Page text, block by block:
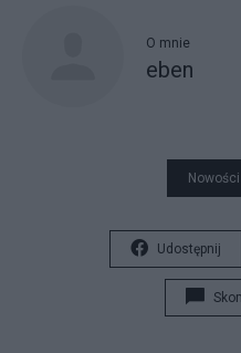
O mnie
eben
Udostępnij